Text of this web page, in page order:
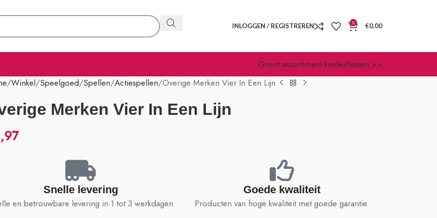
INLOGGEN / REGISTREREN 0 €0,00
Groot assortiment kinderfietsen >>
Winkel Speelgoed Spellen Actiespellen Overige Merken Vier In Een Lijn
Merken Vier In Een Lijn
Snelle levering
en betrouwbare levering in 1 tot 3 werkdagen
Goede kwaliteit
Producten van hoge kwaliteit met goede garantie.